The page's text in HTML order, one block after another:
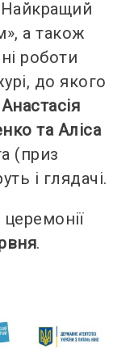
а також
роботи
до якого
Анастасія
та Аліса
(приз
і глядачі.
.